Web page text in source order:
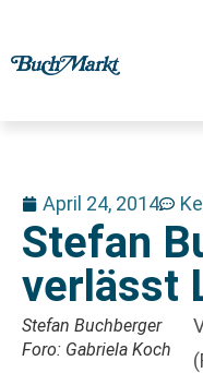
April 24, 2014
Stefan
verlässt
Stefan Buchberger
Foro: Gabriela Koch